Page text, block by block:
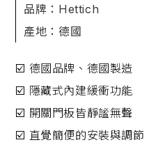
品牌：Hettich
產地：德國
☑️ 德國品牌、德國製造
☑️ 隱藏式內建緩衝功能
☑️ 開關門板皆靜謐無聲
☑️ 直覺簡便的安裝與調節